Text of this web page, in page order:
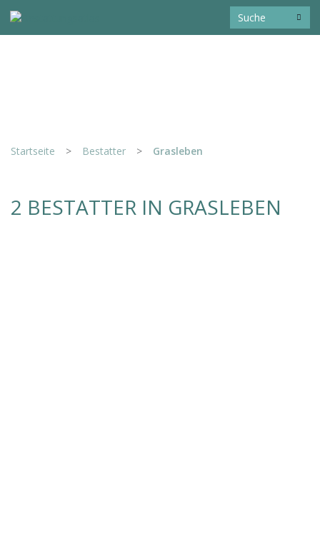
Startseite > Bestatter > Grasleben
2 BESTATTER IN GRASLEBEN